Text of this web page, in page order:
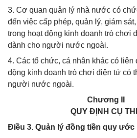
3. Cơ quan quản lý nhà nước có
đến việc cấp phép, quản lý, giám
trong hoạt động kinh doanh trò chơi
dành cho người nước ngoài.
4. Các tổ chức, cá nhân khác có liên
động kinh doanh trò chơi điện tử có
người nước ngoài.
Chương II
QUY ĐỊNH CỤ
Điều 3. Quản lý đồng tiền quy ước